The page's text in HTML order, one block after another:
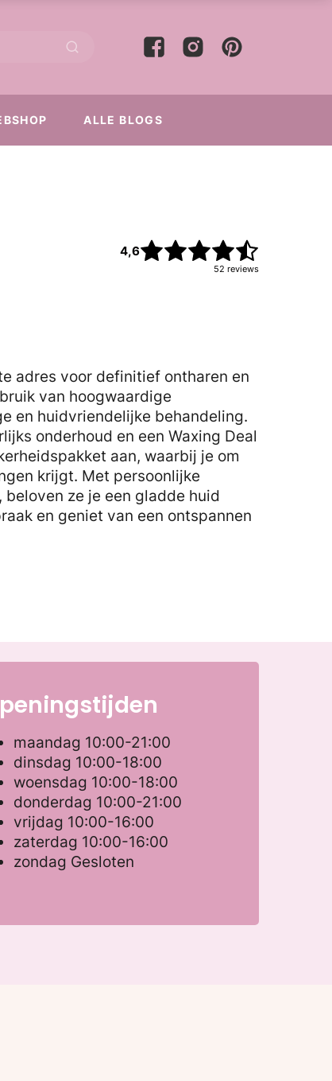
ALLE BLOGS
adres voor definitief ontharen en
van hoogwaardige
en huidvriendelijke behandeling.
onderhoud en een Waxing Deal
aan, waarbij je om
krijgt. Met persoonlijke
ze je een gladde huid
en geniet van een ontspannen
4,6
52 reviews
maandag 10:00-21:00
dinsdag 10:00-18:00
woensdag 10:00-18:00
donderdag 10:00-21:00
vrijdag 10:00-16:00
zaterdag 10:00-16:00
zondag Gesloten